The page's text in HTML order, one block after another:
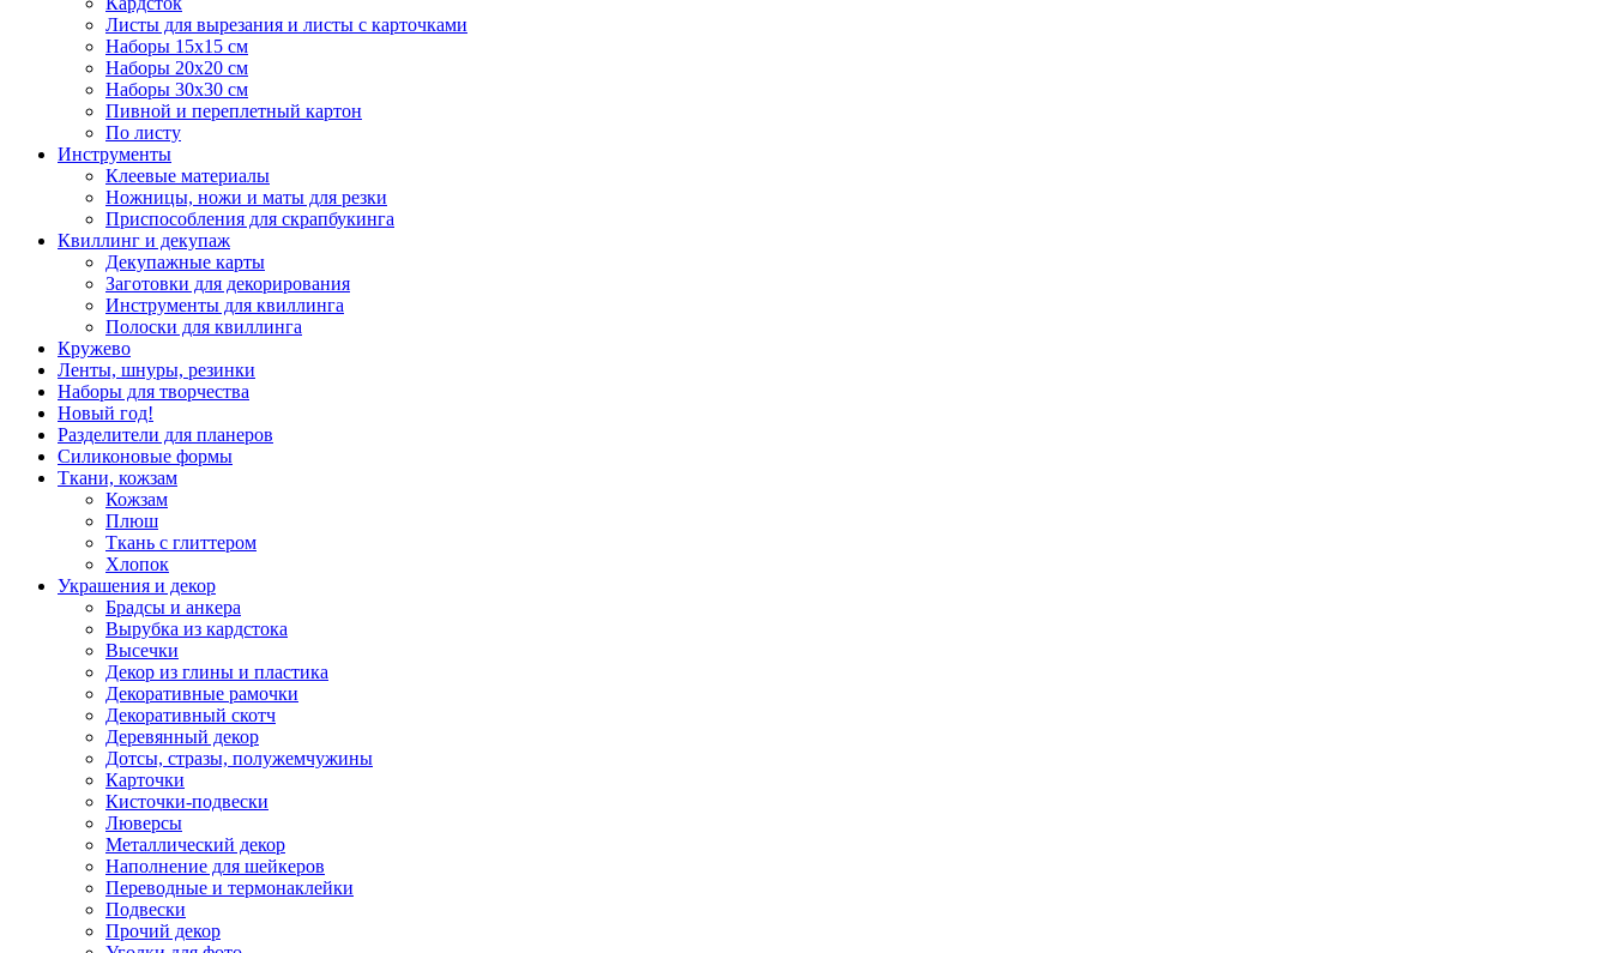
Листы для вырезания и листы с карточками
Наборы 15х15 см
Наборы 20х20 см
Наборы 30х30 см
Пивной и переплетный картон
По листу
Инструменты
Клеевые материалы
Ножницы, ножи и маты для резки
Приспособления для скрапбукинга
Квиллинг и декупаж
Декупажные карты
Заготовки для декорирования
Инструменты для квиллинга
Полоски для квиллинга
Кружево
Ленты, шнуры, резинки
Наборы для творчества
Новый год!
Разделители для планеров
Силиконовые формы
Ткани, кожзам
Кожзам
Плюш
Ткань с глиттером
Хлопок
Украшения и декор
Брадсы и анкера
Вырубка из кардстока
Высечки
Декор из глины и пластика
Декоративные рамочки
Декоративный скотч
Деревянный декор
Дотсы, стразы, полужемчужины
Карточки
Кисточки-подвески
Люверсы
Металлический декор
Наполнение для шейкеров
Переводные и термонаклейки
Подвески
Прочий декор